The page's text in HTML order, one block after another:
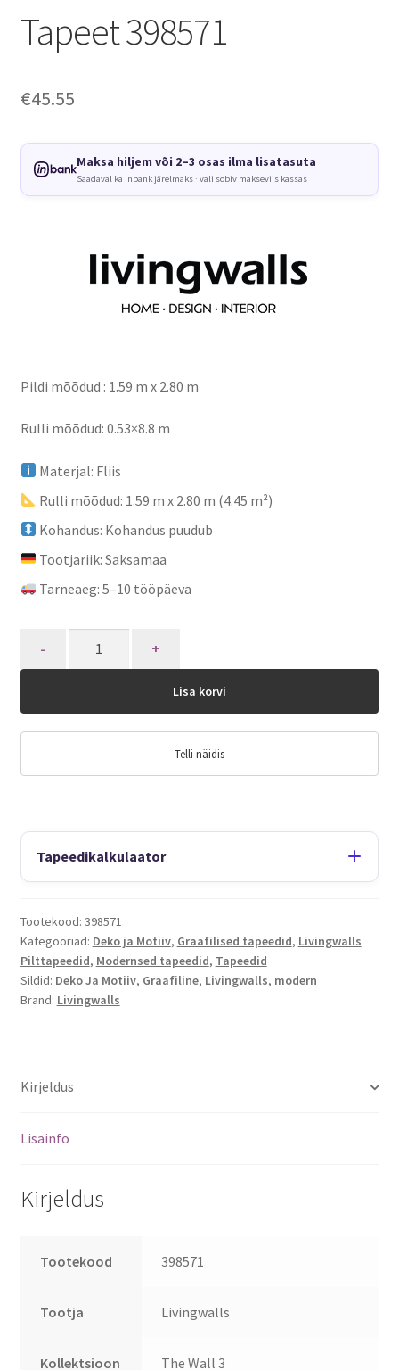
Tapeet 398571
€45.55
Maksa hiljem või 2–3 osas ilma lisatasuta
Saadaval ka Inbank järelmaks · vali sobiv makseviis kassas
Pildi mõõdud : 1.59 m x 2.80 m
Rulli mõõdud: 0.53×8.8 m
Materjal: Fliis
Rulli mõõdud: 1.59 m x 2.80 m (4.45 m²)
Kohandus: Kohandus puudub
Tootjariik: Saksamaa
Tarneaeg: 5–10 tööpäeva
Lisa korvi
Telli näidis
Tapeedikalkulaator
Tootekood: 398571
Kategooriad: Deko ja Motiiv, Graafilised tapeedid, Livingwalls
Pilttapeedid, Modernsed tapeedid, Tapeedid
Sildid: Deko Ja Motiiv, Graafiline, Livingwalls, modern
Brand: Livingwalls
Kirjeldus
Lisainfo
Kirjeldus
Tootekood 398571
Tootja Livingwalls
Kollektsioon The Wall 3